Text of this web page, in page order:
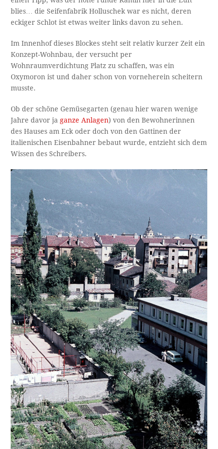
blies… die Seifenfabrik Holluschek war es nicht, deren
eckiger Schlot ist etwas weiter links davon zu sehen.
Im Innenhof dieses Blockes steht seit relativ kurzer Zeit ein
Konzept-Wohnbau, der versucht per
Wohnraumverdichtung Platz zu schaffen, was ein
Oxymoron ist und daher schon von vorneherein scheitern
musste.
Ob der schöne Gemüsegarten (genau hier waren wenige
Jahre davor ja ganze Anlagen) von den Bewohnerinnen
des Hauses am Eck oder doch von den Gattinen der
italienischen Eisenbahner bebaut wurde, entzieht sich dem
Wissen des Schreibers.